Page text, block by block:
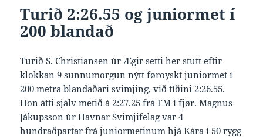
Turið 2:26.55 og juniormet í
200 blandað
Turið S. Christiansen úr Ægir setti her stutt eftir
klokkan 9 sunnumorgun nýtt føroyskt juniormet í
200 metra blandaðari svimjing, við tíðini 2:26.55.
Hon átti sjálv metið á 2:27.25 frá FM í fjør. Magnus
Jákupsson úr Havnar Svimjifelag var 4
hundraðpartar frá juniormetinum hjá Kára í 50 rygg